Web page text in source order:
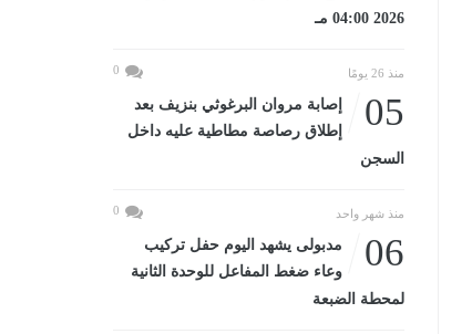
2026 04:00 مـ
منذ 26 يومًا 0
05
إصابة مروان البرغوثي بنزيف بعد
إطلاق رصاصة مطاطية عليه داخل
السجن
منذ شهر واحد 0
06
مدبولى يشهد اليوم حفل تركيب
وعاء ضغط المفاعل للوحدة الثانية
لمحطة الضبعة